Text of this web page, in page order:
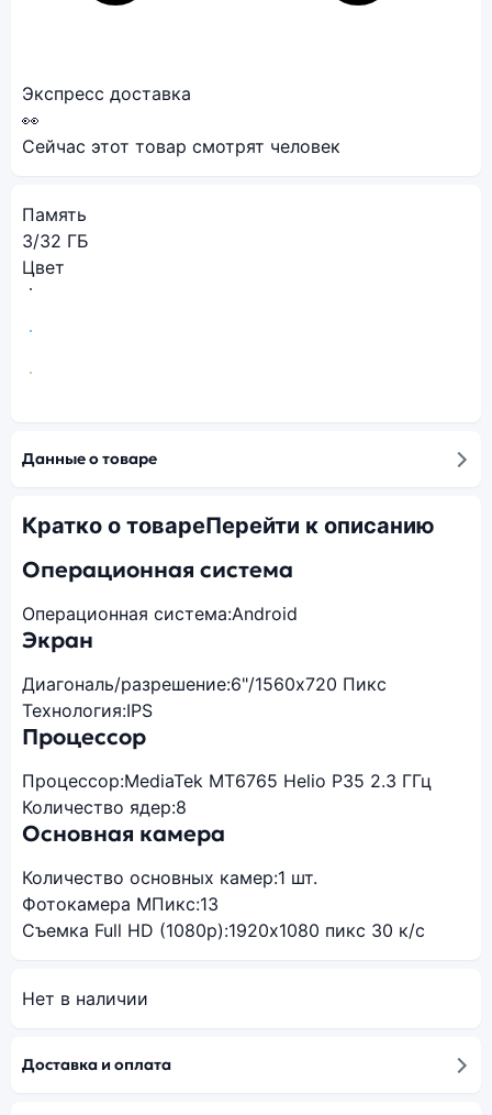
Экспресс доставка
👀
Сейчас этот товар смотрят человек
Память
3/32 ГБ
Цвет
Данные о товаре
Кратко о товареПерейти к описанию
Операционная система
Операционная система:Android
Экран
Диагональ/разрешение:6"/1560х720 Пикс
Технология:IPS
Процессор
Процессор:MediaTek MT6765 Helio P35 2.3 ГГц
Количество ядер:8
Основная камера
Количество основных камер:1 шт.
Фотокамера МПикс:13
Съемка Full HD (1080p):1920х1080 пикс 30 к/с
Нет в наличии
Доставка и оплата